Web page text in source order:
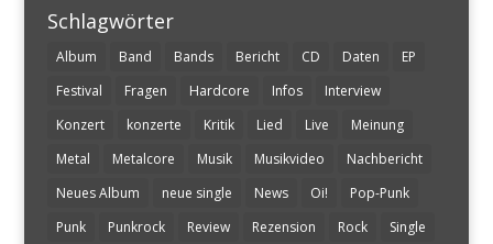
Schlagwörter
Album Band Bands Bericht CD Daten
EP
Festival
Fragen Hardcore Infos
Interview
Konzert
konzerte Kritik Lied Live
Meinung
Metal
Metalcore Musik Musikvideo
Nachbericht
Neues Album
neue single News Oi!
Pop-Punk
Punk
Punkrock Review Rezension Rock
Single